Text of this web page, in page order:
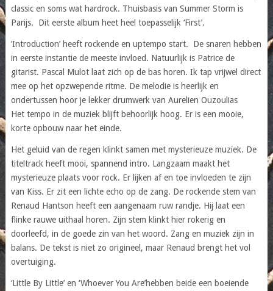
classic en soms wat hardrock. Thuisbasis van Summer Storm is
Parijs. Dit eerste album heet heel toepasselijk ‘First’.
‘Introduction’ heeft rockende en uptempo start. De snaren hebben
in eerste instantie de meeste invloed. Natuurlijk is Patrice de
gitarist. Pascal Mulot laat zich op de bas horen. Ik tap vrijwel direct
mee op het opzwepende ritme. De melodie is heerlijk en
ondertussen hoor je lekker drumwerk van Aurelien Ouzoulias
Het tempo in de muziek blijft behoorlijk hoog. Er is een mooie,
korte opbouw naar het einde.
Het geluid van de regen klinkt samen met mysterieuze muziek. De
titeltrack heeft mooi, spannend intro. Langzaam maakt het
mysterieuze plaats voor rock. Er lijken af en toe invloeden te zijn
van Kiss. Er zit een lichte echo op de zang. De rockende stem van
Renaud Hantson heeft een aangenaam ruw randje. Hij laat een
flinke rauwe uithaal horen. Zijn stem klinkt hier rokerig en
doorleefd, in de goede zin van het woord. Zang en muziek zijn in
balans. De tekst is niet zo origineel, maar Renaud brengt het vol
overtuiging.
‘Little By Little’ en ‘Whoever You Are’hebben beide een boeiende